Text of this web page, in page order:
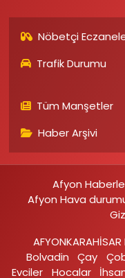
Nöbetçi
Trafik Durumu
Tüm Manşetler
Haber Arşivi
Afyon
Afyon Hava
AFYONKARAHİSAR
Bolvadin
Çay
Evciler‎
Hocalar